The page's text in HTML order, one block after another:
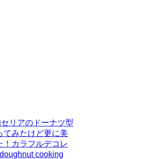
リアのドーナツ型
みたけど更に美
！カラフルデコレ
cooking